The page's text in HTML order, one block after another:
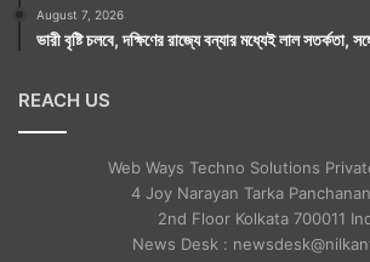
August 7, 2026
ভারী বৃষ্টি চলবে, দক্ষিণের রাজ্যে বন্যার মধ্যেই লাল সতর্কতা,
REACH US
Web Ways Techno Solutions
4 Joy Narayan Tarka
2nd Floor Kolkata 700011
News Desk :